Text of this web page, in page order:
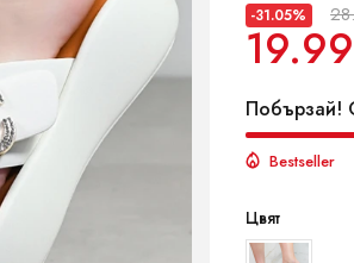
-31.05%
Побързай!
Bestseller
Цвят